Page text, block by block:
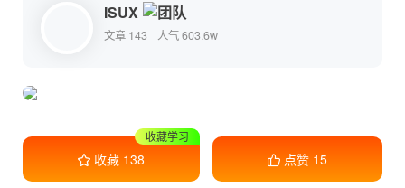
ISUX
文章 143 人气 603.6w
收藏 138
干货满满
点赞 15